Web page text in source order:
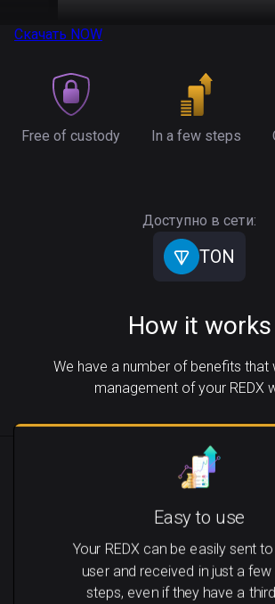
Скачать NOW
Free of custody In a few steps
Доступно в сети:
TON
How it works
We have a number of benefits that
management of your REDX
Easy to use
Your REDX can be easily sent
user and received in just a
steps, even if they have a